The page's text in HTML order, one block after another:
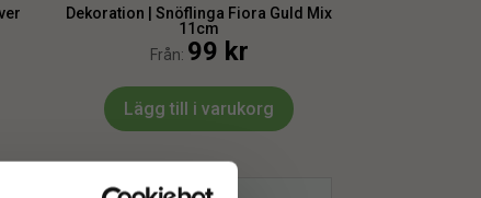
Dekoration | Snöflinga Fiora Guld Mix
11cm
Från: 99 kr
Lägg till i varukorg